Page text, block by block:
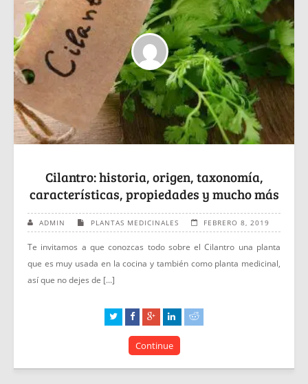
Cilantro: historia, origen, taxonomía,
características, propiedades y mucho más
ADMIN PLANTAS MEDICINALES FEBRERO 8, 2019
Te invitamos a que conozcas todo sobre el Cilantro una planta
que es muy usada en la cocina y también como planta medicinal,
así que no dejes de [...]
Continue